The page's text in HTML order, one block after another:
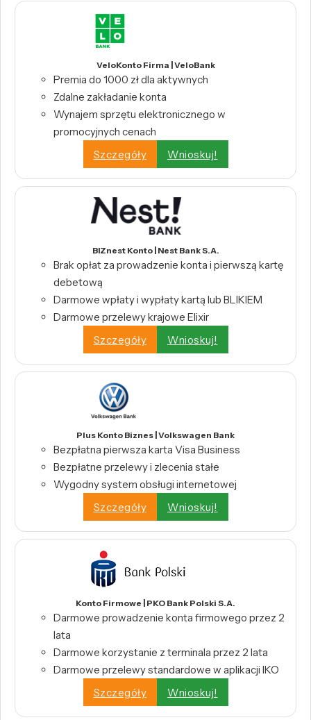
VeloKonto Firma | VeloBank
Premia do 1000 zł dla aktywnych
Zdalne zakładanie konta
Wynajem sprzętu elektronicznego w
promocyjnych cenach
Szczegóły
Wnioskuj!
BIZnest Konto | Nest Bank S.A.
Brak opłat za prowadzenie konta i pierwszą kartę
debetową
Darmowe wpłaty i wypłaty kartą lub BLIKIEM
Darmowe przelewy krajowe Elixir
Szczegóły
Wnioskuj!
Plus Konto Biznes | Volkswagen Bank
Bezpłatna pierwsza karta Visa Business
Bezpłatne przelewy i zlecenia stałe
Wygodny system obsługi internetowej
Szczegóły
Wnioskuj!
Konto Firmowe | PKO Bank Polski S.A.
Darmowe prowadzenie konta firmowego przez 2
lata
Darmowe korzystanie z terminala przez 2 lata
Darmowe przelewy standardowe w aplikacji IKO
Szczegóły
Wnioskuj!